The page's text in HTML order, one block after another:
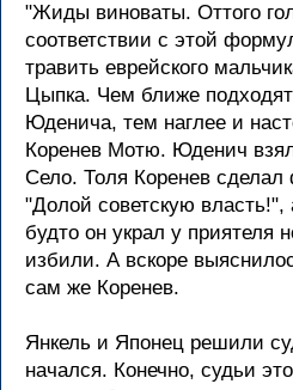
"Жиды виноваты. Оттого
соответствии с этой
травить еврейского
Цыпка. Чем ближе подходят
Юденича, тем наглее и
Коренев Мотю. Юденич
Село. Толя Коренев сделал
"Долой советскую
будто он украл у приятеля
избили. А вскоре
сам же Коренев.
Янкель и Японец решили
начался. Конечно, судьи